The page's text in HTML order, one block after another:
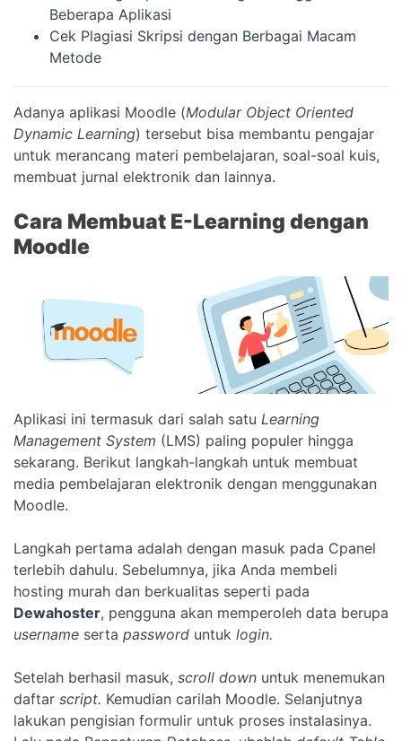
Beberapa Aplikasi
Cek Plagiasi Skripsi dengan Berbagai Macam
Metode
Adanya aplikasi Moodle (Modular Object Oriented
Dynamic Learning) tersebut bisa membantu pengajar
untuk merancang materi pembelajaran, soal-soal kuis,
membuat jurnal elektronik dan lainnya.
Cara Membuat E-Learning dengan
Moodle
Aplikasi ini termasuk dari salah satu Learning
Management System (LMS) paling populer hingga
sekarang. Berikut langkah-langkah untuk membuat
media pembelajaran elektronik dengan menggunakan
Moodle.
Langkah pertama adalah dengan masuk pada Cpanel
terlebih dahulu. Sebelumnya, jika Anda membeli
hosting murah dan berkualitas seperti pada
Dewahoster, pengguna akan memperoleh data berupa
username serta password untuk login.
Setelah berhasil masuk, scroll down untuk menemukan
daftar script. Kemudian carilah Moodle. Selanjutnya
lakukan pengisian formulir untuk proses instalasinya.